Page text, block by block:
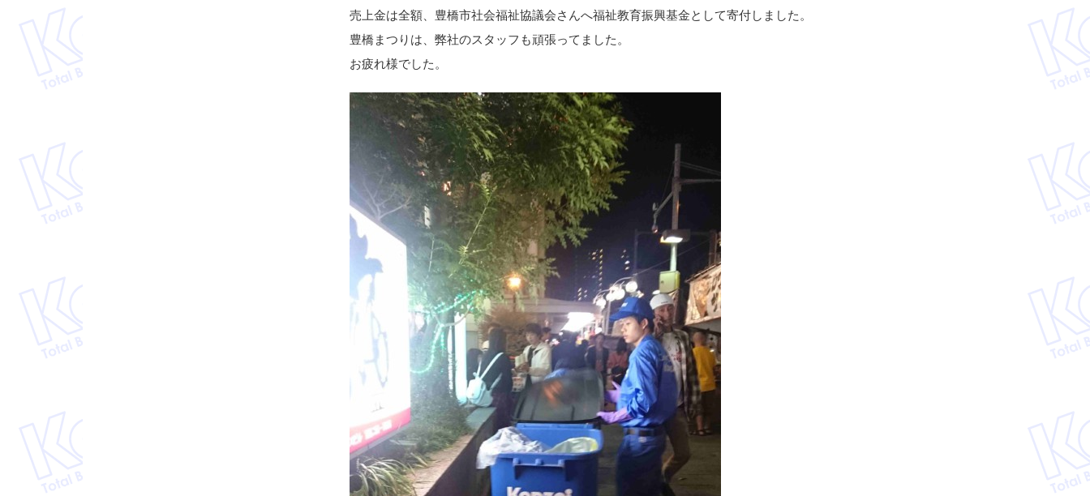
売上金は全額、豊橋市社会福祉協議会さんへ福祉教育振興基金として寄付しました。
豊橋まつりは、弊社のスタッフも頑張ってました。
お疲れ様でした。